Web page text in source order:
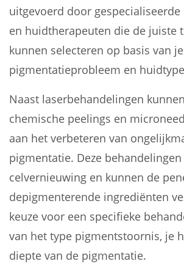
uitgevoerd door
en huidtherapeuten die de juiste
kunnen selecteren op basis van
pigmentatieprobleem en
Naast laserbehandelingen
chemische peelings en
aan het verbeteren van
pigmentatie. Deze
celvernieuwing en kunnen de
depigmenterende ingrediënten
keuze voor een specifieke
van het type pigmentstoornis, je
diepte van de pigmentatie.